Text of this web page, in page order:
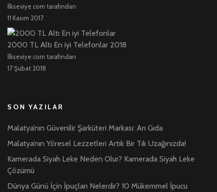
İlkseviye.com tarafından
11 Kasım 2017
2000 TL Altı En iyi Telefonlar 2018
İlkseviye.com tarafından
17 Şubat 2018
SON YAZILAR
Malatya’nın Güvenilir Şarküteri Markası: Arı Gıda
Malatya’nın Yöresel Lezzetleri Artık Bir Tık Uzağınızda!
Kamerada Siyah Leke Neden Olur? Kamerada Siyah Leke
Çözümü
Dünya Günü İçin İpuçları Nelerdir? 10 Mükemmel İpucu